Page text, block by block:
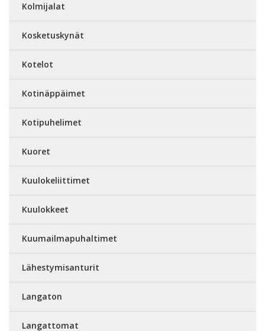
Kolmijalat
Kosketuskynät
Kotelot
Kotinäppäimet
Kotipuhelimet
Kuoret
Kuulokeliittimet
Kuulokkeet
Kuumailmapuhaltimet
Lähestymisanturit
Langaton
Langattomat